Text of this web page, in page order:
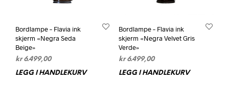
Bordlampe – Flavia ink
skjerm «Negra Seda
Beige»
kr6.499,00
LEGG I HANDLEKURV
Bordlampe – Flavia ink
skjerm «Negra Velvet Gris
Verde»
kr6.499,00
LEGG I HANDLEKURV